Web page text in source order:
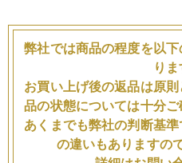
弊社では商品の程度を以
りま
お買い上げ後の返品は原
品の状態については十分ご
あくまでも弊社の判断基
の違いもありますの